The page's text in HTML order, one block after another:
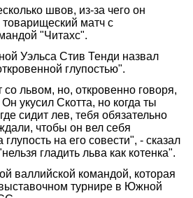
швов, из-за чего он
матч с
"Читахс".
Уэльса Стив Тенди назвал
глупостью".
львом, но, откровенно говоря,
укусил Скотта, но когда ты
сидит лев, тебя обязательно
чтобы он вел себя
глупость на его совести", - сказал
гладить льва как котенка".
валлийской командой, которая
турнире в Южной